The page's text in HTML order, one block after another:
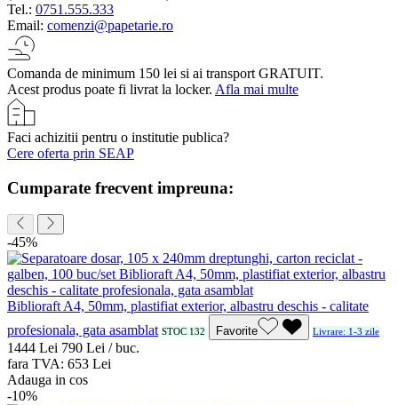
Tel.: 0751.555.333
Email: comenzi@papetarie.ro
Comanda de minimum 150 lei si ai transport GRATUIT.
Acest produs poate fi livrat la locker. Afla mai multe
Faci achizitii pentru o institutie publica?
Cere oferta prin SEAP
Cumparate frecvent impreuna:
-45%
Biblioraft A4, 50mm, plastifiat exterior, albastru deschis - calitate
profesionala, gata asamblat STOC 132 Favorite Livrare: 1-3 zile
1444 Lei 790 Lei / buc.
fara TVA: 653 Lei
Adauga in cos
-10%